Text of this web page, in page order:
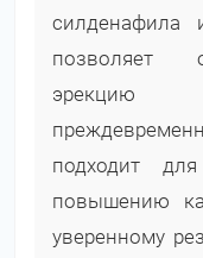
силденафила
позволяет
эрекцию
подходит
повышению
уверенному